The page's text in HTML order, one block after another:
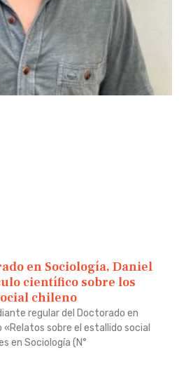
en Sociología, Daniel
científico sobre los
chileno
regular del Doctorado en
sobre el estallido social
en Sociología (N°